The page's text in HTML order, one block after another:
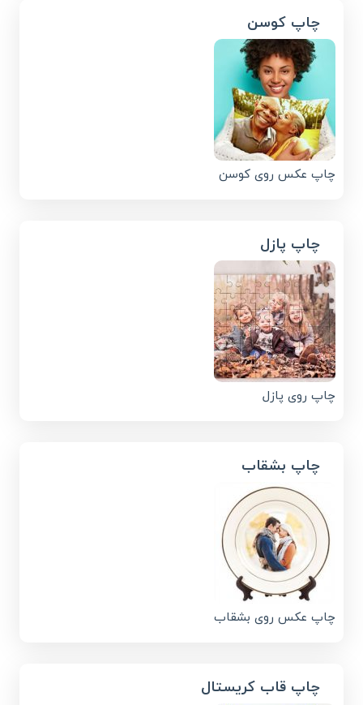
چاپ کوسن
چاپ عکس روی کوسن
چاپ پازل
چاپ روی پازل
چاپ بشقاب
چاپ عکس روی بشقاب
چاپ قاب کریستال